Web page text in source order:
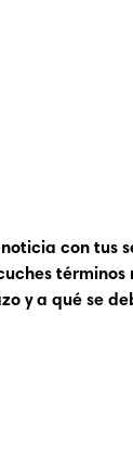
con tus
y a qué se